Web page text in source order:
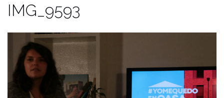
IMG_9593